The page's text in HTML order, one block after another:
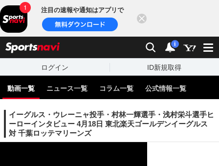
注目の速報や通知はアプリで
検索 通知
i
ログイン ID新規取得
動画一覧 ニュース一覧 コラム一覧 公式情報一覧
イーグルス・ウレーニャ投手・村林一輝選手・浅村栄斗選手ヒ
ーローインタビュー 4月18日 東北楽天ゴールデンイーグルス
対 千葉ロッテマリーンズ